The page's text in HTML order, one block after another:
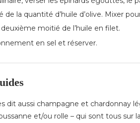
de la quantité d’huile d’olive. Mixer
moitié de l’huile en filet.
en sel et réserver.
dit aussi champagne et chardonnay
et/ou rolle – qui sont tous sur